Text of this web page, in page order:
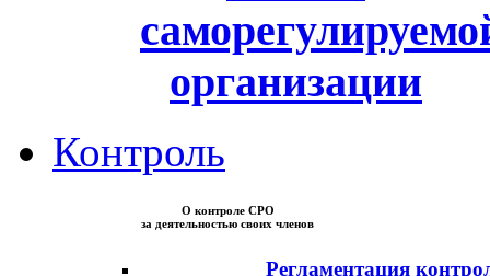
организации
Контроль
О контроле СРО
за деятельностью своих членов
Регламентация